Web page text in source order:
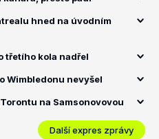
hned na úvodním
třetího kola nadřel
Wimbledonu nevyšel
na Samsonovovou
Další expres zprávy